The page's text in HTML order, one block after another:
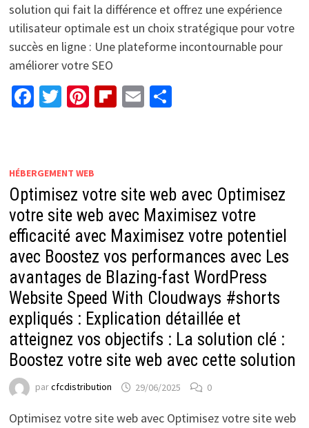
solution qui fait la différence et offrez une expérience
utilisateur optimale est un choix stratégique pour votre
succès en ligne : Une plateforme incontournable pour
améliorer votre SEO
Facebook
Twitter
Pinterest
Flipboard
EmailPartager
HÉBERGEMENT WEB
Optimisez votre site web avec Optimisez
votre site web avec Maximisez votre
efficacité avec Maximisez votre potentiel
avec Boostez vos performances avec Les
avantages de Blazing-fast WordPress
Website Speed With Cloudways #shorts
expliqués : Explication détaillée et
atteignez vos objectifs : La solution clé :
Boostez votre site web avec cette solution
parcfcdistribution 29/06/2025 0
Optimisez votre site web avec Optimisez votre site web